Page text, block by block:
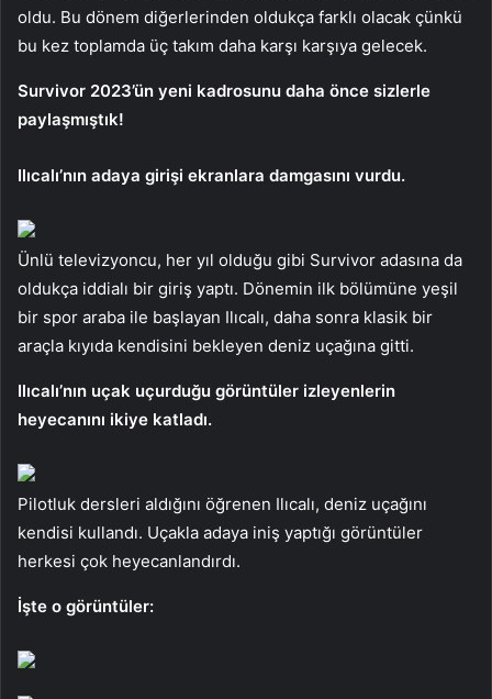
oldu. Bu dönem diğerlerinden oldukça farklı olacak çünkü
bu kez toplamda üç takım daha karşı karşıya gelecek.
Survivor 2023’ün yeni kadrosunu daha önce sizlerle
paylaşmıştık!
Ilıcalı’nın adaya girişi ekranlara damgasını vurdu.
Ünlü televizyoncu, her yıl olduğu gibi Survivor adasına da
oldukça iddialı bir giriş yaptı. Dönemin ilk bölümüne yeşil
bir spor araba ile başlayan Ilıcalı, daha sonra klasik bir
araçla kıyıda kendisini bekleyen deniz uçağına gitti.
Ilıcalı’nın uçak uçurduğu görüntüler izleyenlerin
heyecanını ikiye katladı.
Pilotluk dersleri aldığını öğrenen Ilıcalı, deniz uçağını
kendisi kullandı. Uçakla adaya iniş yaptığı görüntüler
herkesi çok heyecanlandırdı.
İşte o görüntüler: